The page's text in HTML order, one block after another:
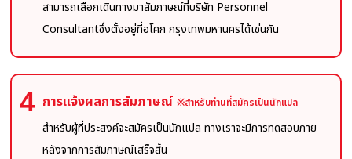
สามารถเลือกเดินทางมาสัมภาษณ์ที่บริษัท Personnel
Consultantซึ่งตั้งอยู่ที่อโศก กรุงเทพมหานครได้เช่นกัน
4 การแจ้งผลการสัมภาษณ์ ※สำหรับท่านที่สมัครเป็นนักแปล
สำหรับผู้ที่ประสงค์จะสมัครเป็นนักแปล ทางเราจะมีการทดสอบภาย
หลังจากการสัมภาษณ์เสร็จสิ้น